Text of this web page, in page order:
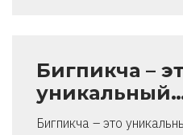
Бигпикча –
Бигпикча – это